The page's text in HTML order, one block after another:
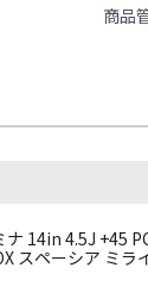
商品
ナ 14in 4.5J +45
スペーシア ミラ